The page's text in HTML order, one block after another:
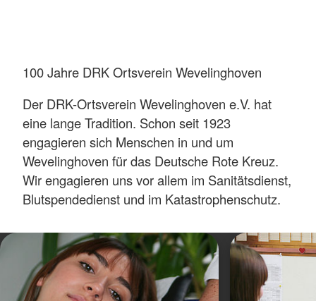
100 Jahre DRK Ortsverein Wevelinghoven
Der DRK-Ortsverein Wevelinghoven e.V. hat
eine lange Tradition. Schon seit 1923
engagieren sich Menschen in und um
Wevelinghoven für das Deutsche Rote Kreuz.
Wir engagieren uns vor allem im Sanitätsdienst,
Blutspendedienst und im Katastrophenschutz.